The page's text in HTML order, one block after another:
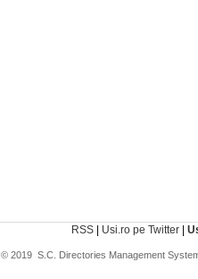
RSS | Usi.ro pe Twitter |
© 2019 S.C. Directories Management